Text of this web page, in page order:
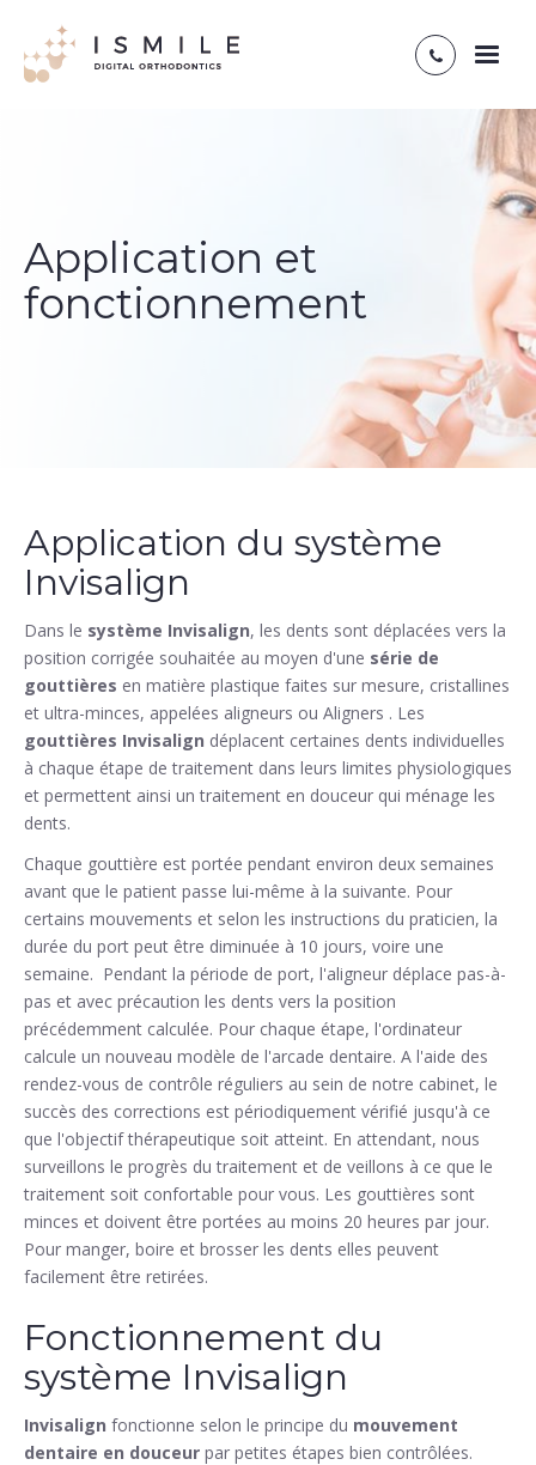
Application et
fonctionnement
Application du système
Invisalign
Dans le système Invisalign, les dents sont déplacées vers la
position corrigée souhaitée au moyen d'une série de
gouttières en matière plastique faites sur mesure, cristallines
et ultra-minces, appelées aligneurs ou Aligners . Les
gouttières Invisalign déplacent certaines dents individuelles
à chaque étape de traitement dans leurs limites physiologiques
et permettent ainsi un traitement en douceur qui ménage les
dents.
Chaque gouttière est portée pendant environ deux semaines
avant que le patient passe lui-même à la suivante. Pour
certains mouvements et selon les instructions du praticien, la
durée du port peut être diminuée à 10 jours, voire une
semaine. Pendant la période de port, l'aligneur déplace pas-à-
pas et avec précaution les dents vers la position
précédemment calculée. Pour chaque étape, l'ordinateur
calcule un nouveau modèle de l'arcade dentaire. A l'aide des
rendez-vous de contrôle réguliers au sein de notre cabinet, le
succès des corrections est périodiquement vérifié jusqu'à ce
que l'objectif thérapeutique soit atteint. En attendant, nous
surveillons le progrès du traitement et de veillons à ce que le
traitement soit confortable pour vous. Les gouttières sont
minces et doivent être portées au moins 20 heures par jour.
Pour manger, boire et brosser les dents elles peuvent
facilement être retirées.
Fonctionnement du
système Invisalign
Invisalign fonctionne selon le principe du mouvement
dentaire en douceur par petites étapes bien contrôlées.